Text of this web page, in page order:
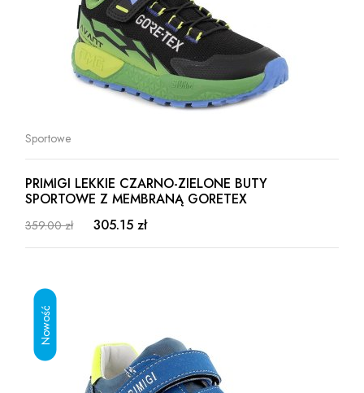
Sportowe
PRIMIGI LEKKIE CZARNO-ZIELONE BUTY
SPORTOWE Z MEMBRANĄ GORETEX
359.00 zł 305.15 zł